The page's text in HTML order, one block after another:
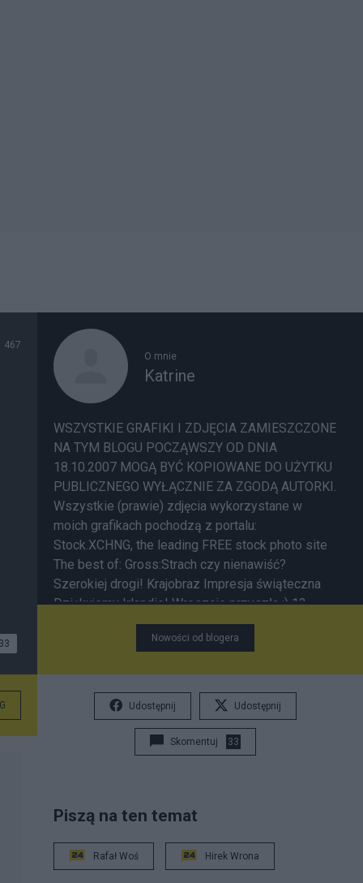
467
33
O mnie
Katrine
WSZYSTKIE GRAFIKI I ZDJĘCIA ZAMIESZCZONE
NA TYM BLOGU POCZĄWSZY OD DNIA
18.10.2007 MOGĄ BYĆ KOPIOWANE DO UŻYTKU
PUBLICZNEGO WYŁĄCZNIE ZA ZGODĄ AUTORKI.
Wszystkie (prawie) zdjęcia wykorzystane w
moich grafikach pochodzą z portalu:
Stock.XCHNG, the leading FREE stock photo site
The best of: Gross:Strach czy nienawiść?
Szerokiej drogi! Krajobraz Impresja świąteczna
Dziękujemy Irlandio! Wreszcie przyszła :) 13
Zdradzona Power of love ;)
Pesymistycznie... Przerywnik :) Hołd Tuski ;)
Wesołej Studniówki! :)
Koszmarny sen
oszołoma ;) Na opak :) Koniec Ery Miłości...
Zaduszkowe klimaty Wirtualna
Dla Laine :) Anna Maria
Nowości od blogera
Udostępnij Udostępnij
Skomentuj 33
Piszą na ten temat
Rafał Woś Hirek Wrona